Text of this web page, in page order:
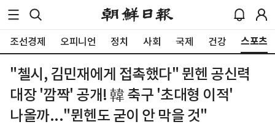
조선경제 오피니언 정치 사회 국제 건강 스포츠
"첼시, 김민재에게 접촉했다" 뮌헨 공신력
대장 '깜짝' 공개! 韓 축구 '초대형 이적'
나올까..."뮌헨도 굳이 안 막을 것"